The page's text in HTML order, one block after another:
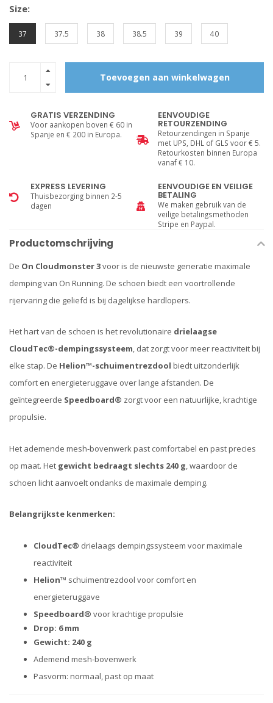
Size:
37 37.5 38 38.5 39 40
Toevoegen aan winkelwagen
GRATIS VERZENDING
Voor aankopen boven € 60 in
Spanje en € 200 in Europa.
EENVOUDIGE
RETOURZENDING
Retourzendingen in Spanje
met UPS, DHL of GLS voor € 5.
Retourkosten binnen Europa
vanaf € 10.
EXPRESS LEVERING
Thuisbezorging binnen 2-5
dagen
EENVOUDIGE EN VEILIGE
BETALING
We maken gebruik van de
veilige betalingsmethoden
Stripe en Paypal.
Productomschrijving
De On Cloudmonster 3voor is de nieuwste generatie maximale
demping van On Running. De schoen biedt een voortrollende
rijervaring die geliefd is bij dagelijkse hardlopers.
Het hart van de schoen is het revolutionaire drielaagse
CloudTec®-dempingssysteem, dat zorgt voor meer reactiviteit bij
elke stap. De Helion™-schuimentrezdool biedt uitzonderlijk
comfort en energieteruggave over lange afstanden. De
geïntegreerde Speedboard® zorgt voor een natuurlijke, krachtige
propulsie.
Het ademende mesh-bovenwerk past comfortabel en past precies
op maat. Het gewicht bedraagt slechts 240 g, waardoor de
schoen licht aanvoelt ondanks de maximale demping.
Belangrijkste kenmerken:
CloudTec® drielaags dempingssysteem voor maximale
reactiviteit
Helion™ schuimentrezdool voor comfort en
energieteruggave
Speedboard® voor krachtige propulsie
Drop: 6 mm
Gewicht: 240 g
Ademend mesh-bovenwerk
Pasvorm: normaal, past op maat